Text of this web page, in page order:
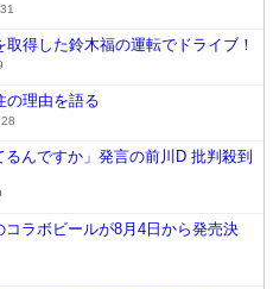
得した鈴木福の運転でドライブ！
の理由を語る
んですか」発言の前川D 批判殺到
ラボビールが8月4日から発売決